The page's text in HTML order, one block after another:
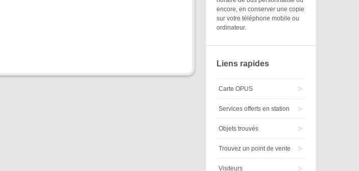
encore, en conserver une copie
sur votre téléphone mobile ou
ordinateur.
Liens rapides
Carte OPUS
Services offerts en station
Objets trouvés
Trouvez un point de vente
Visiteurs